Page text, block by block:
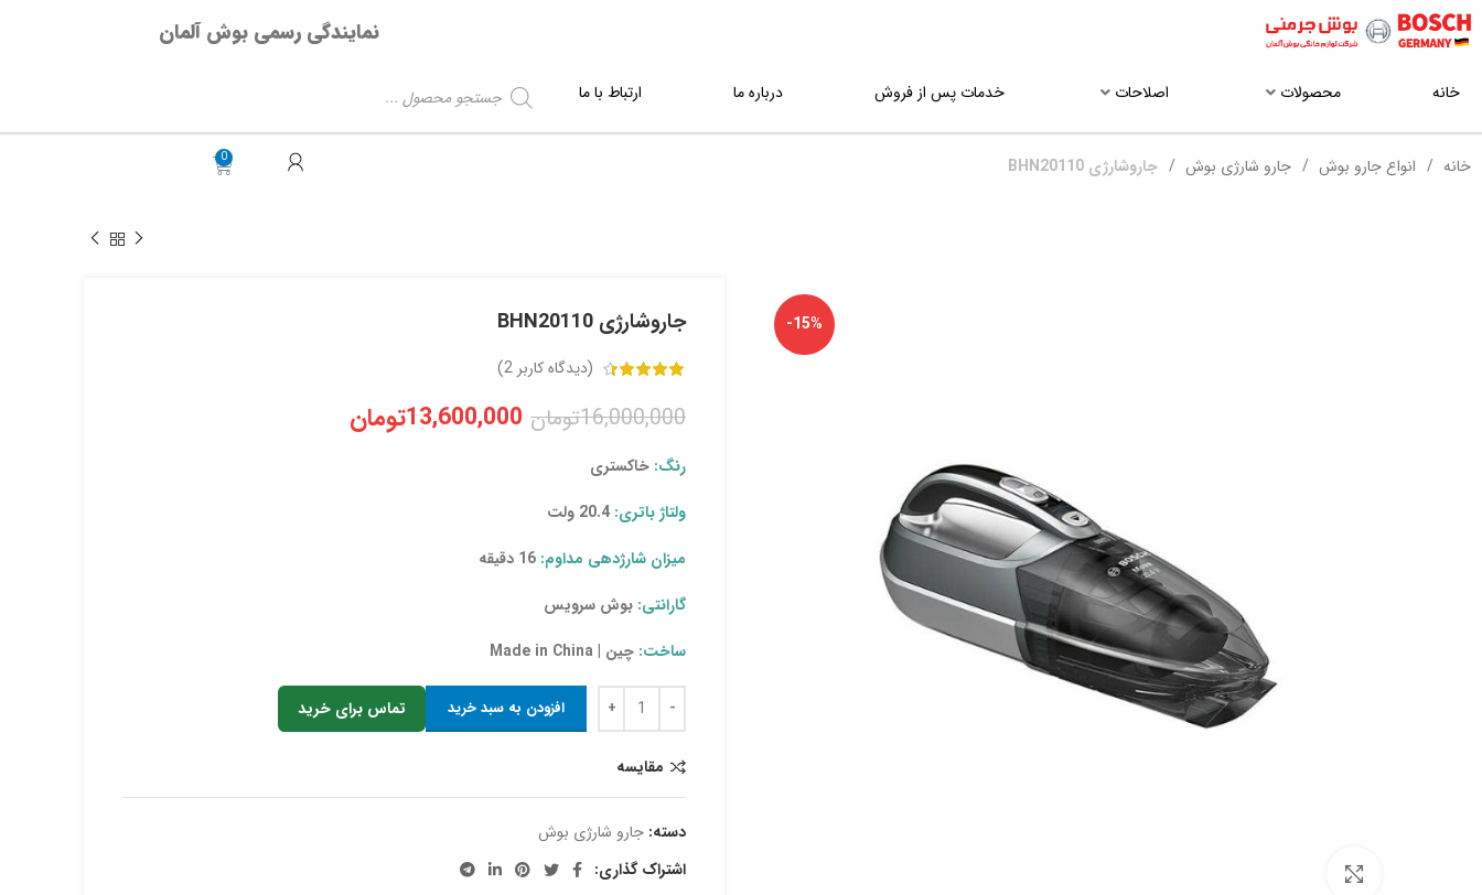
نمایندگی رسمی بوش آلمان
خانه محصولات اصلاحات خدمات پس از فروش درباره ما ارتباط با ما
خانه انواع جارو بوش جارو شارژی بوش جاروشارژی BHN20110
-15% جاروشارژی BHN20110
(دیدگاه کاربر 2
)
16,000,000تومان 13,600,000تومان
رنگ: خاکستری
ولتاژ باتری:
میزان شارژدهی مداوم:
گارانتی: بوش سرویس
ساخت: چین | Made in China
افزودن به سبد خرید تماس برای خرید
مقایسه
دسته: جارو شارژی بوش
اشتراک گذاری: